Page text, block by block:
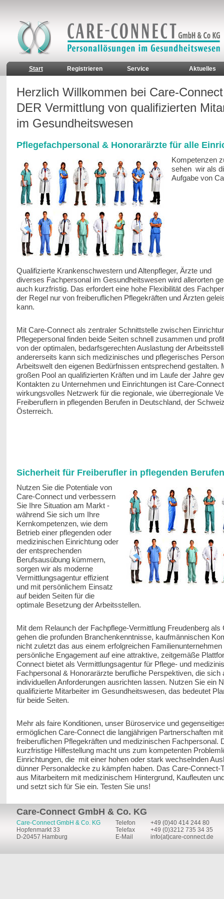
Start Registrieren Service Aktuelles
Herzlich Willkommen bei Care-
DER Vermittlung von qualifizierten
im Gesundheitswesen
Pflegefachpersonal & Honorarärzte für alle
Kompetenzen
sehen wir als
Aufgabe von
Qualifizierte Krankenschwestern und Altenpfleger, Ärzte und
diverses Fachpersonal im Gesundheitswesen wird allerorten
auch kurzfristig. Das erfordert eine hohe Flexibilität des
der Regel nur von freiberuflichen Pflegekräften und Ärzten
kann.
Mit Care-Connect als zentraler Schnittstelle zwischen
Pflegepersonal finden beide Seiten schnell zusammen und
von der optimalen, bedarfsgerechten Auslastung der
andererseits kann sich medizinisches und pflegerisches
Arbeitswelt den eigenen Bedürfnissen entsprechend gestalten.
großen Pool an qualifizierten Kräften und im Laufe der Jahre
Kontakten zu Unternehmen und Einrichtungen ist Care-
wirkungsvolles Netzwerk für die regionale, wie überregionale
Freiberuflern in pflegenden Berufen in Deutschland, der
Österreich.
Sicherheit für Freiberufler in pflegenden Berufen
Nutzen Sie die Potentiale von
Care-Connect und verbessern
Sie Ihre Situation am Markt -
während Sie sich um Ihre
Kernkompetenzen, wie dem
Betrieb einer pflegenden oder
medizinischen Einrichtung oder
der entsprechenden
Berufsausübung kümmern,
sorgen wir als moderne
Vermittlungsagentur effizient
und mit persönlichem Einsatz
auf beiden Seiten für die
optimale Besetzung der Arbeitsstellen.
Mit dem Relaunch der Fachpflege-Vermittlung Freudenberg als
gehen die profunden Branchenkenntnisse, kaufmännischen
nicht zuletzt das aus einem erfolgreichen Familienunternehmen
persönliche Engagement auf eine attraktive, zeitgemäße
Connect bietet als Vermittlungsagentur für Pflege- und
Fachpersonal & Honorarärzte berufliche Perspektiven, die sich
individuellen Anforderungen ausrichten lassen. Nutzen Sie ein
qualifizierte Mitarbeiter im Gesundheitswesen, das bedeutet
für beide Seiten.
Mehr als faire Konditionen, unser Büroservice und
ermöglichen Care-Connect die langjährigen Partnerschaften
freiberuflichen Pflegekräften und medizinischen Fachpersonal.
kurzfristige Hilfestellung macht uns zum kompetenten
Einrichtungen, die mit einer hohen oder stark wechselnden
dünner Personaldecke zu kämpfen haben. Das Care-Connect-
aus Mitarbeitern mit medizinischem Hintergrund, Kaufleuten
und setzt sich für Sie ein. Testen Sie uns!
Care-Connect GmbH & Co. KG
Care-Connect GmbH & Co. KG
Hopfenmarkt 33
D-20457 Hamburg
Telefon
Telefax
E-Mail
+49 (0)40 414 244 80
+49 (0)3212 735 34 35
info(at)care-connect.de